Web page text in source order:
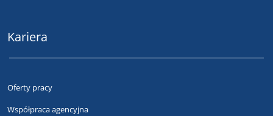
Kariera
Oferty pracy
Współpraca agencyjna